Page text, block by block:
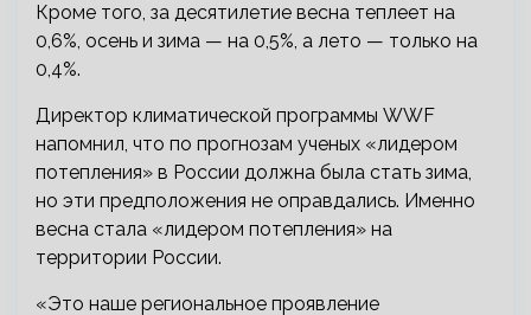
Кроме того, за десятилетие весна теплеет на
0,6%, осень и зима — на 0,5%, а лето — только на
0,4%.
Директор климатической программы WWF
напомнил, что по прогнозам ученых «лидером
потепления» в России должна была стать зима,
но эти предположения не оправдались. Именно
весна стала «лидером потепления» на
территории России.
«Это наше региональное проявление